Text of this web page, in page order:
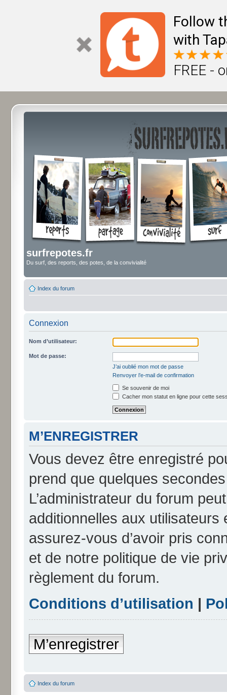
Follow
with
FREE -
surfrepotes.fr
Du surf, des reports, des potes, de la convivialité
Index du forum
Connexion
Nom d’utilisateur:
Mot de passe:
J’ai oublié mon mot de passe
Renvoyer l’e-mail de confirmation
Se souvenir de moi
Cacher mon statut en ligne pour cette
M’ENREGISTRER
Vous devez être enregistré
prend que quelques
L’administrateur du forum
additionnelles aux
assurez-vous d’avoir pris
et de notre politique de vie
règlement du forum.
Conditions d’utilisation |
M’enregistrer
Index du forum